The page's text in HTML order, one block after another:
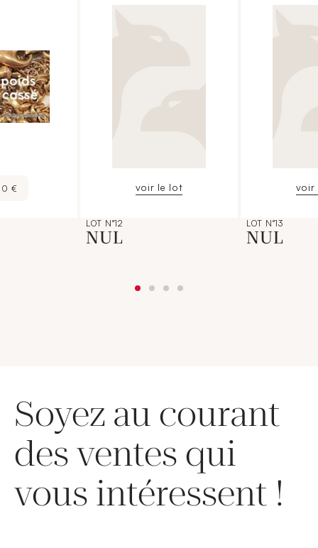
€ voir le lot
LOT N°12
NUL
voir
LOT N°13
NUL
Soyez au courant
des ventes qui
vous intéressent !